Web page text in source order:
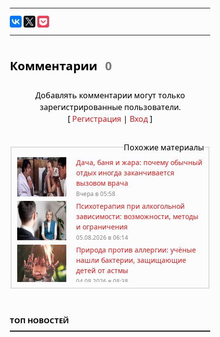
Комментарии 0
Добавлять комментарии могут только
зарегистрированные пользователи.
[ Регистрация | Вход]
Похожие материалы
Дача, баня и жара: почему обычный
отдых иногда заканчивается
вызовом врача
Вчера в 05:58
Психотерапия при алкогольной
зависимости: возможности, методы
и ограничения
05.08.2026 в 06:14
Природа против аллергии: учёные
нашли бактерии, защищающие
детей от астмы
04.08.2026 в 08:38
ТОП НОВОСТЕЙ